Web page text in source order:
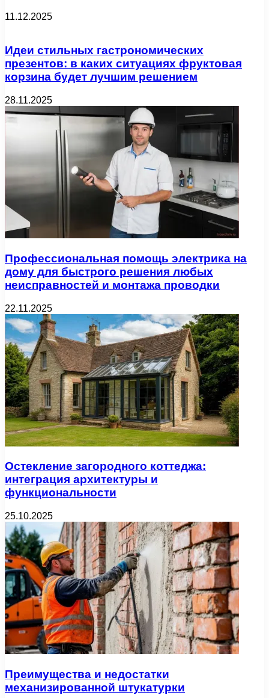
11.12.2025
Идеи стильных гастрономических
презентов: в каких ситуациях фруктовая
корзина будет лучшим решением
28.11.2025
Профессиональная помощь электрика на
дому для быстрого решения любых
неисправностей и монтажа проводки
22.11.2025
Остекление загородного коттеджа:
интеграция архитектуры и
функциональности
25.10.2025
Преимущества и недостатки
механизированной штукатурки